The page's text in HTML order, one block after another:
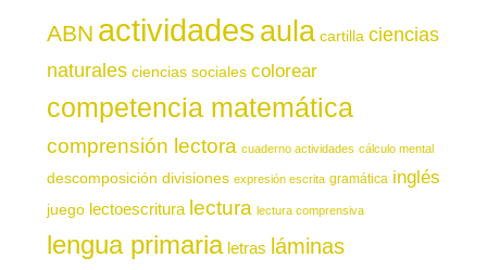
ABN actividadesaula cartilla ciencias
naturales ciencias sociales colorear
competencia matemática
comprensión lectora cuaderno actividades cálculo mental
descomposición divisiones expresión escrita gramática inglés
juego lectoescritura lectura lectura comprensiva
lengua primaria letras láminas